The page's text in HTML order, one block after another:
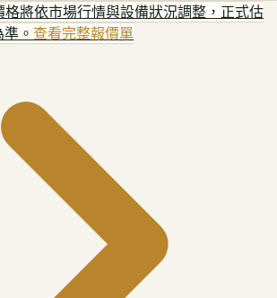
格將依市場行情與設備狀況調整，正式估
。 查看完整報價單